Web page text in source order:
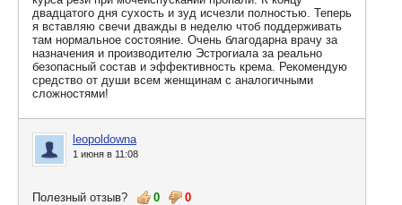
двадцатого дня сухость и зуд исчезли полностью. Теперь
я вставляю свечи дважды в неделю чтоб поддерживать
там нормальное состояние. Очень благодарна врачу за
назначения и производителю Эстрогиала за реально
безопасный состав и эффективность крема. Рекомендую
средство от души всем женщинам с аналогичными
сложностями!
leopoldowna
1 июня в 11:08
Полезный отзыв? 0 0